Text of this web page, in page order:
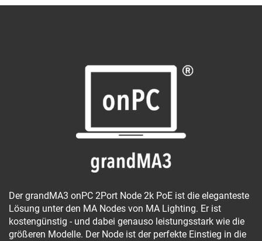
Der grandMA3 onPC 2Port Node 2k PoE ist die eleganteste
Lösung unter den MA Nodes von MA Lighting. Er ist
kostengünstig - und dabei genauso leistungsstark wie die
größeren Modelle. Der Node ist der perfekte Einstieg in die